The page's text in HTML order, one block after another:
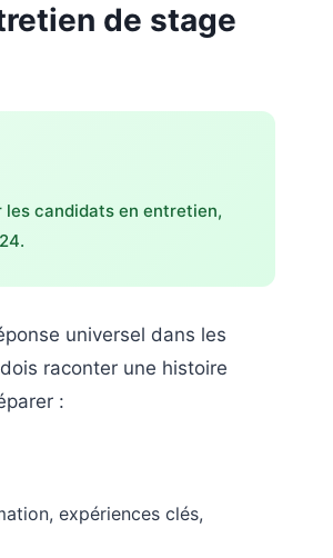
de stage
candidats en entretien,
universel dans les
raconter une histoire
:
expériences clés,